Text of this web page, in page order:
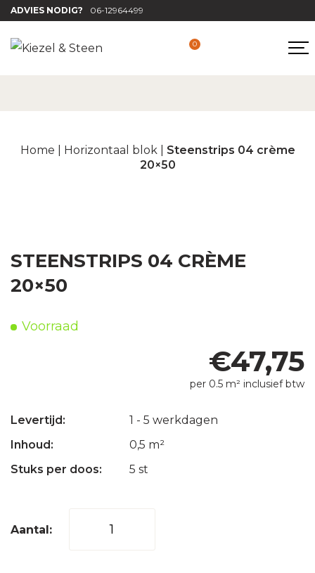
ADVIES NODIG? 06-12964499
0
Home Horizontaal blok
Steenstrips 04 crème
20×50
STEENSTRIPS 04 CRÈME
20×50
Voorraad
€47,75
per 0.5 m² inclusief btw
Levertijd:
1 - 5 werkdagen
Inhoud:
0,5 m²
Stuks per doos:
5 st